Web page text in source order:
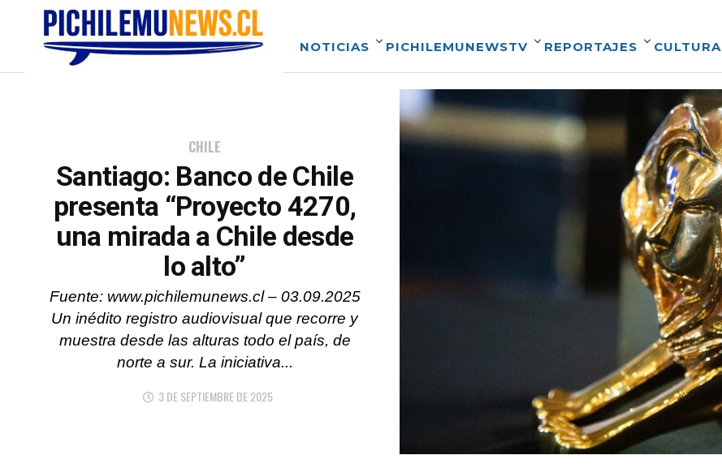
NOTICIAS PICHILEMUNEWSTV REPORTAJES CULTURA
CHILE
Santiago: Banco de Chile
presenta “Proyecto 4270,
una mirada a Chile desde
lo alto”
Fuente: www.pichilemunews.cl – 03.09.2025
Un inédito registro audiovisual que recorre y
muestra desde las alturas todo el país, de
norte a sur. La iniciativa...
3 DE SEPTIEMBRE DE 2025